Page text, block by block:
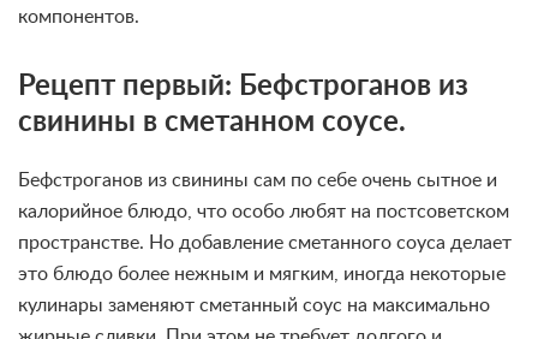
компонентов.
Рецепт первый: Бефстроганов из
свинины в сметанном соусе.
Бефстроганов из свинины сам по себе очень сытное и
калорийное блюдо, что особо любят на постсоветском
пространстве. Но добавление сметанного соуса делает
это блюдо более нежным и мягким, иногда некоторые
кулинары заменяют сметанный соус на максимально